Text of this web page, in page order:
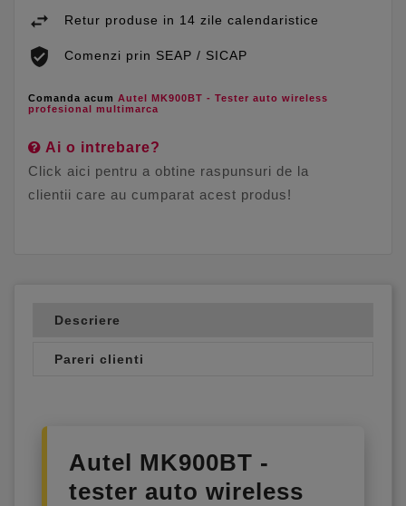
Retur produse in 14 zile calendaristice
Comenzi prin SEAP / SICAP
Comanda acum Autel MK900BT - Tester auto wireless
profesional multimarca
Ai o intrebare?
Click aici pentru a obtine raspunsuri de la
clientii care au cumparat acest produs!
Descriere
Pareri clienti
Autel MK900BT -
tester auto wireless